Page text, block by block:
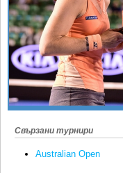
SOFIA OPEN
КЛУБОВЕ
БЛОГ
ВИДЕО
ЖЪЛТО
Ретро
Спорт&Фитнес
Други
Любители
Свързани турнири
Australian Open